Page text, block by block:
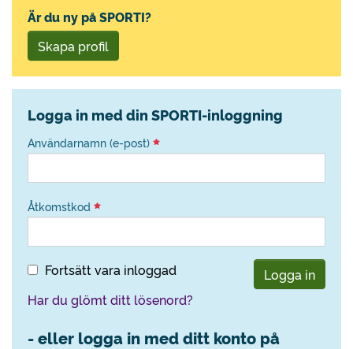
Är du ny på SPORTI?
Skapa profil
Logga in med din SPORTI-inloggning
Användarnamn (e-post)
Åtkomstkod
Fortsätt vara inloggad
Logga in
Har du glömt ditt lösenord?
- eller logga in med ditt konto på